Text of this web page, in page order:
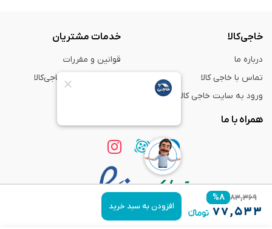
۸۳,۳۶۹ ۸%
۷۷,۵۳۳ افزودن به سبد خرید
خاجی‌کالا
درباره ما
تماس با خاجی کالا
ورود به سایت خاجی‌ کالا
خدمات مشتریان
قوانین و مقررات
راهنمای خرید از خاجی‌کالا
همراه با ما